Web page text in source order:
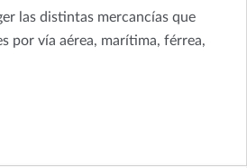
las distintas mercancías que
por vía aérea, marítima, férrea,